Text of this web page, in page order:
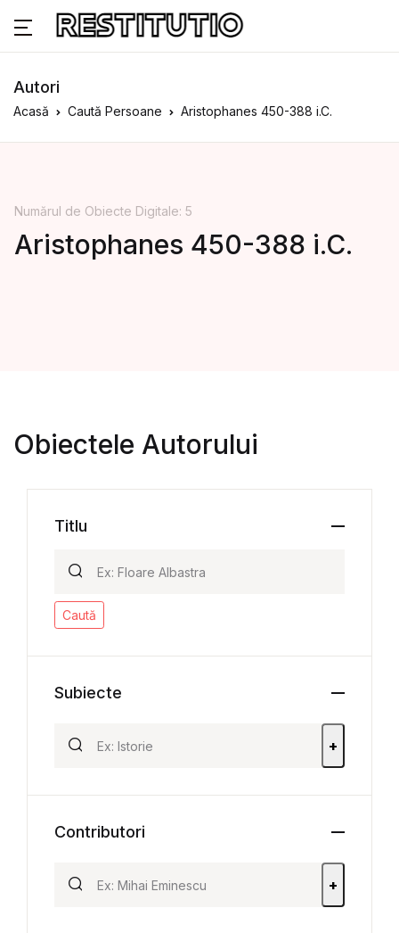
Autori
Acasă Caută Persoane Aristophanes 450-388 i.C.
Numărul de Obiecte Digitale: 5
Aristophanes 450-388 i.C.
Obiectele Autorului
Titlu
Caută
Subiecte
+
Contributori
+